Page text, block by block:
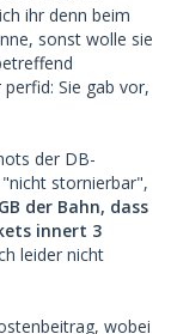
ihr denn beim
sonst wolle sie
Sie gab vor,
der DB-
stornierbar",
der Bahn, dass
innert 3
leider nicht
wobei